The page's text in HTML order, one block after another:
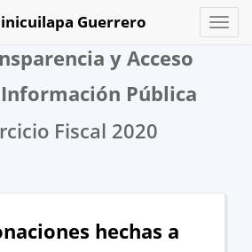
Toggle
Guerrero
y Acceso
Pública
Fiscal 2020
hechas a